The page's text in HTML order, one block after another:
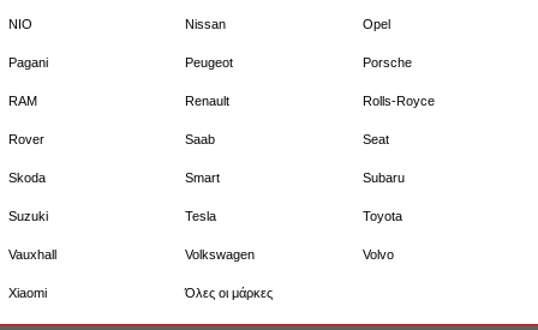
NIO Nissan Opel
Pagani Peugeot Porsche
RAM Renault Rolls-Royce
Rover Saab Seat
Skoda Smart Subaru
Suzuki Tesla Toyota
Vauxhall Volkswagen Volvo
Xiaomi Όλες οι μάρκες